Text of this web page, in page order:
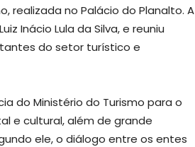
realizada no Palácio do Planalto. A
Inácio Lula da Silva, e reuniu
do setor turístico e
do Ministério do Turismo para o
e cultural, além de grande
ele, o diálogo entre os entes